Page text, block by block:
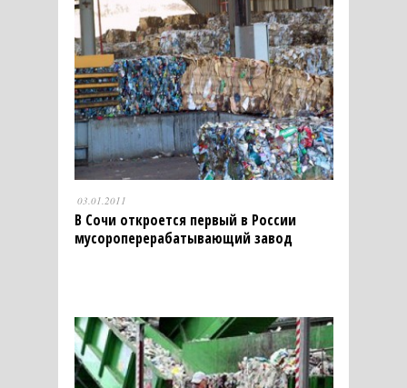
03.01.2011
В Сочи откроется первый в России
мусороперерабатывающий завод